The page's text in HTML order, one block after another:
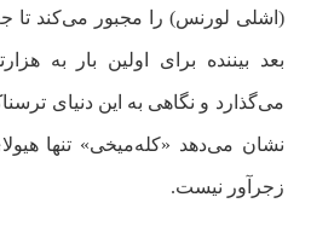
(اشلی لورنس) را مجبور می‌کند تا
بعد بیننده برای اولین بار به
می‌گذارد و نگاهی به این دنیای
نشان می‌دهد «کله‌میخی» تنها
زجرآور نیست.